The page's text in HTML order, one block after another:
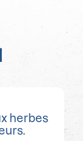
herbes